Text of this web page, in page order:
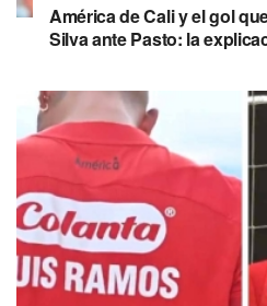
América de Cali y el gol
Silva ante Pasto: la